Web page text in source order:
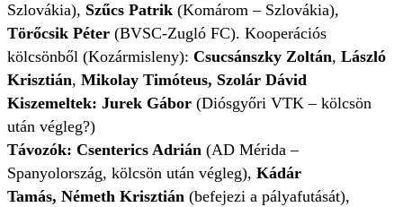
Szlovákia), Szűcs Patrik (Komárom – Szlovákia),
Törőcsik Péter (BVSC-Zugló FC). Kooperációs
kölcsönből (Kozármisleny): Csucsánszky Zoltán, László
Krisztián, Mikolay Timóteus, Szolár Dávid
Kiszemeltek: Jurek Gábor (Diósgyőri VTK – kölcsön
után végleg?)
Távozók: Csenterics Adrián (AD Mérida –
Spanyolország, kölcsön után végleg), Kádár
Tamás, Németh Krisztián (befejezi a pályafutását),